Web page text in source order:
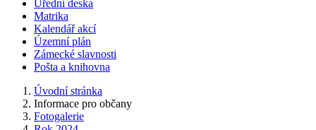
Úřední deska
Matrika
Kalendář akcí
Územní plán
Zámecké slavnosti
Pošta a knihovna
Úvodní stránka
Informace pro občany
Fotogalerie